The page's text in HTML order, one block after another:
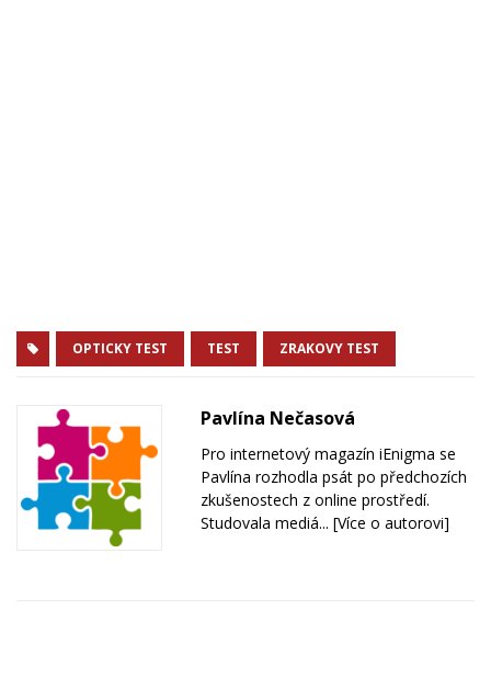
OPTICKY TEST TEST ZRAKOVY TEST
Pavlína Nečasová
Pro internetový magazín iEnigma se
Pavlína rozhodla psát po předchozích
zkušenostech z online prostředí.
Studovala mediá... [Více o autorovi]